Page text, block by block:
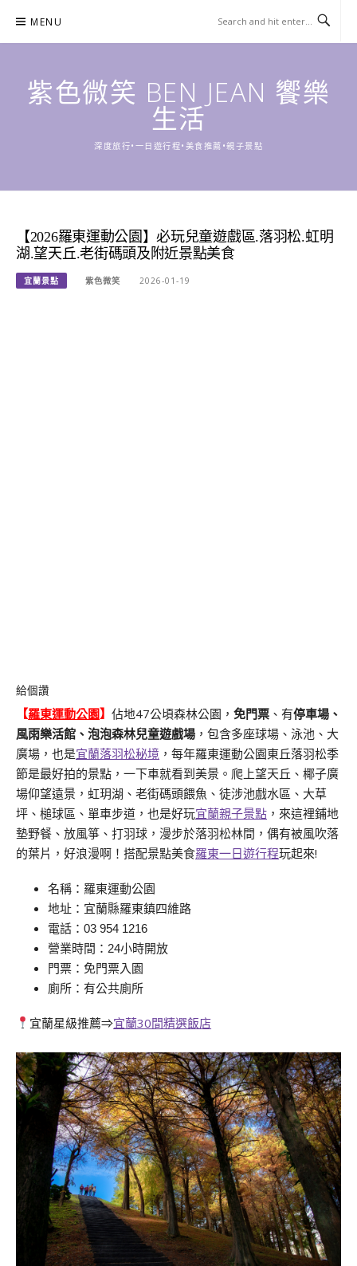
content
MENU
紫色微笑 BEN JEAN 饗樂
生活
深度旅行•一日遊行程•美食推薦•親子景點
【2026羅東運動公園】必玩兒童遊戲區.落羽松.虹明
湖.望天丘.老街碼頭及附近景點美食
宜蘭景點 紫色微笑 2026-01-19
給個讚
【羅東運動公園】 佔地47公頃森林公園， 免門票 、有停車場、
風雨樂活館、泡泡森林兒童遊戲場 ，包含多座球場、泳池、大
廣場，也是宜蘭落羽松秘境 ，每年羅東運動公園東丘落羽松季
節是最好拍的景點，一下車就看到美景。爬上望天丘、椰子廣
場仰望遠景，虹玥湖、老街碼頭餵魚、徒涉池戲水區、大草
坪、槌球區、單車步道，也是好玩宜蘭親子景點 ，來這裡鋪地
墊野餐、放風箏、打羽球，漫步於落羽松林間，偶有被風吹落
的葉片，好浪漫啊！搭配景點美食羅東一日遊行程玩起來!
名稱：羅東運動公園
地址：宜蘭縣羅東鎮四維路
電話： 03 954 1216
營業時間：24小時開放
門票：免門票入園
廁所：有公共廁所
宜蘭星級推薦⇒宜蘭30間精選飯店